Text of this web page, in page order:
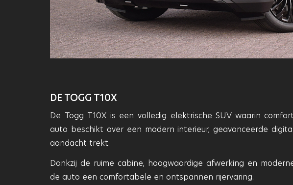
DE TOGG T10X
De Togg T10X is een volledig elektrische SUV waarin
auto beschikt over een modern interieur, geavanceerde
aandacht trekt.
Dankzij de ruime cabine, hoogwaardige afwerking en
de auto een comfortabele en ontspannen rijervaring.